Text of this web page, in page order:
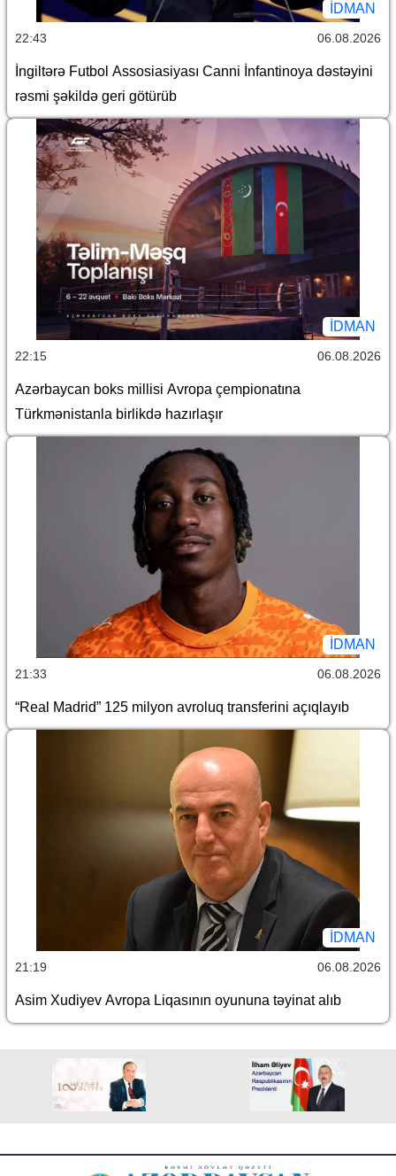
İDMAN
22:43 06.08.2026
İngiltərə Futbol Assosiasiyası Canni İnfantinoya dəstəyini
rəsmi şəkildə geri götürüb
İDMAN
22:15 06.08.2026
Azərbaycan boks millisi Avropa çempionatına
Türkmənistanla birlikdə hazırlaşır
İDMAN
21:33 06.08.2026
“Real Madrid” 125 milyon avroluq transferini açıqlayıb
İDMAN
21:19 06.08.2026
Asim Xudiyev Avropa Liqasının oyununa təyinat alıb